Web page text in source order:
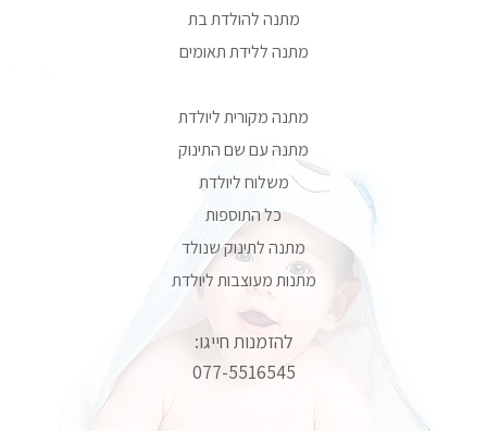
מתנה להולדת בת
מתנה ללידת תאומים
מתנה מקורית ליולדת
מתנה עם שם התינוק
משלוח ליולדת
כל התוספות
מתנה לתינוק שנולד
מתנות מעוצבות ליולדת
להזמנות חייגו:
077-5516545